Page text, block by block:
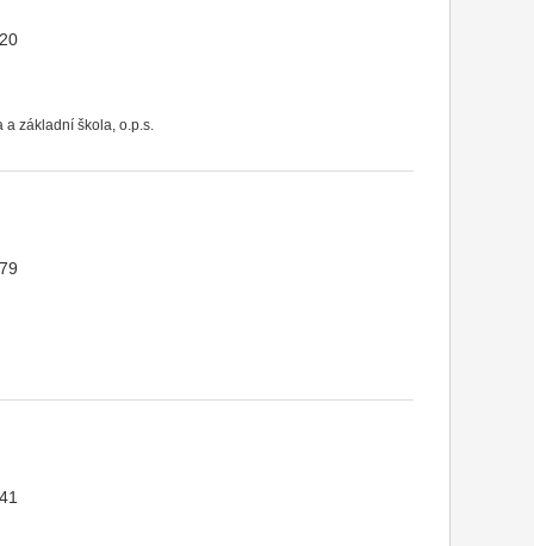
základní škola, o.p.s.